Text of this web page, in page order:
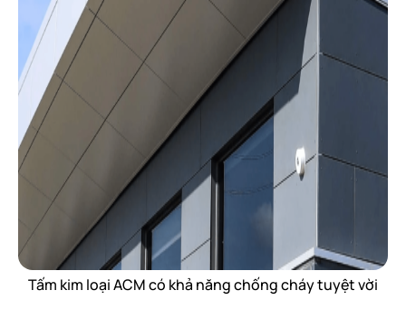
Tấm kim loại ACM có khả năng chống cháy tuyệt vời